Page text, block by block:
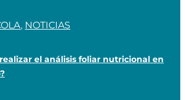
, NOTICIAS
el análisis foliar nutricional en